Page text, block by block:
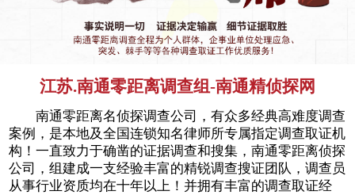
江苏.南通零距离调查组-南通精侦探网
南通零距离名侦探调查公司，有众多经典高难度调查
案例，是本地及全国连锁知名律师所专属指定调查取证机
构！一直致力于确凿的证据调查和搜集，南通零距离侦探
公司，组建成一支经验丰富的精锐调查搜证团队，调查员
从事行业资质均在十年以上！并拥有丰富的调查取证经